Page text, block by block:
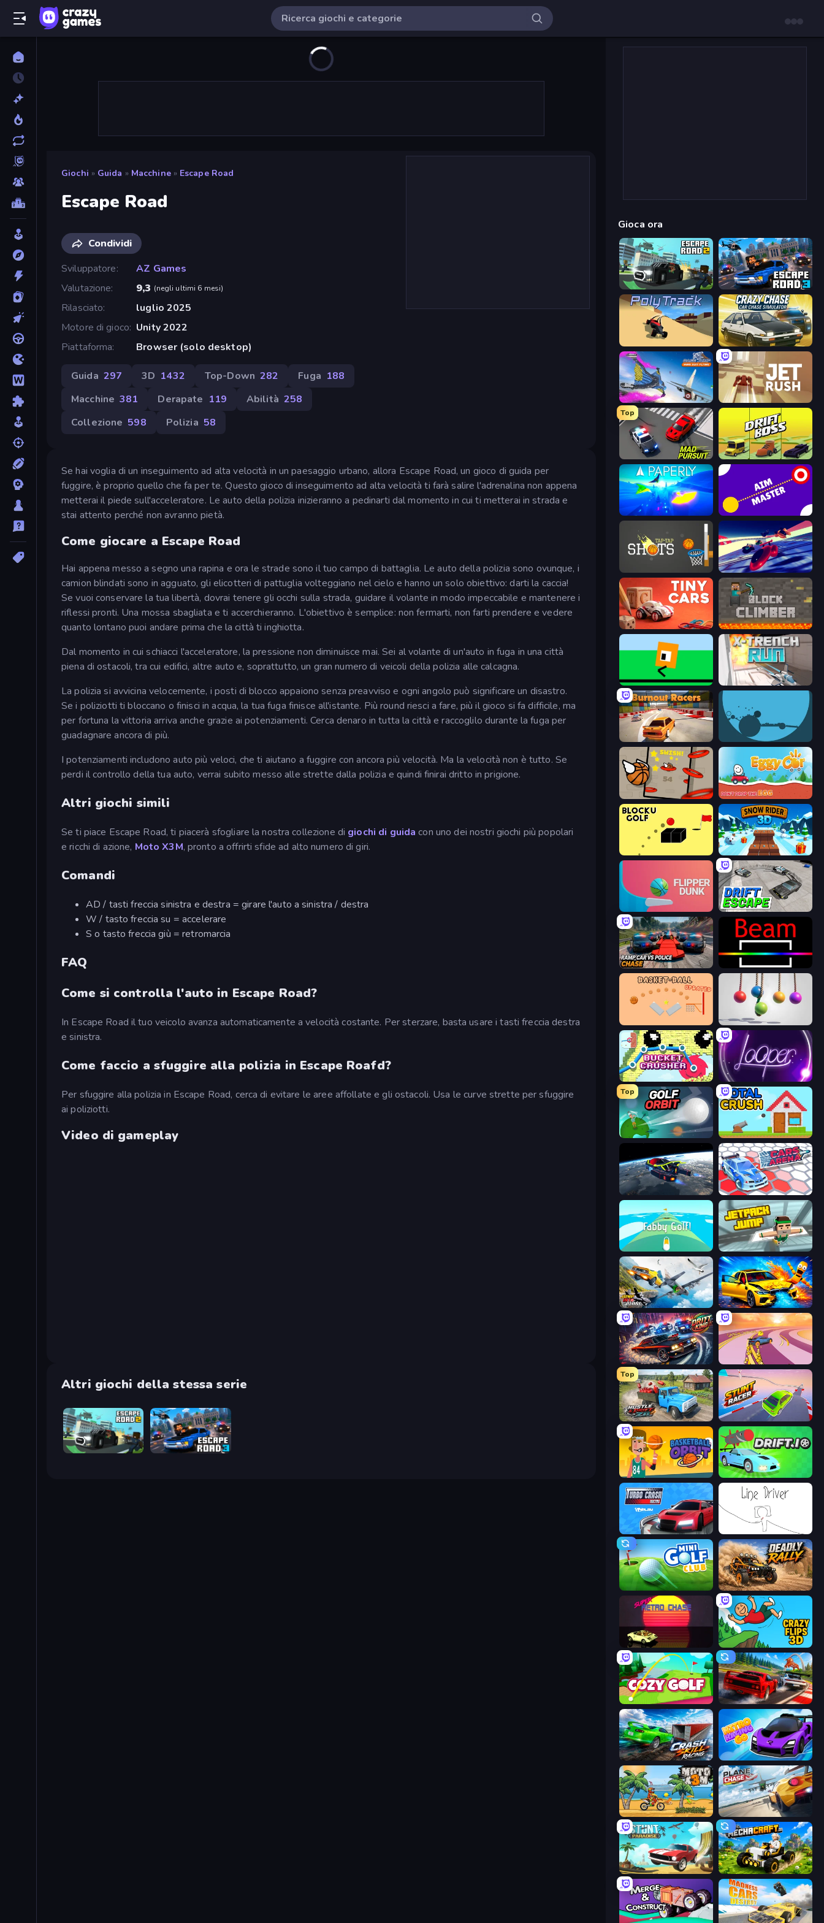
Giochi » Guida » Macchine » Escape Road
Escape Road
Condividi
Sviluppatore
AZ Games
Valutazione
9,3 (negli ultimi 6 mesi)
Rilasciato
luglio 2025
Motore di gioco Unity 2022
Piattaforma
Browser (solo desktop)
Guida 297 3D 1432 Top-Down 282 Fuga 188
Macchine 381 Derapate 119 Abilità 258
Collezione 598 Polizia 58
Se hai voglia di un inseguimento ad alta velocità in un paesaggio urbano, allora Escape Road, un gioco di guida per
fuggire, è proprio quello che fa per te. Questo gioco di inseguimento ad alta velocità ti farà salire l'adrenalina non appena
metterai il piede sull'acceleratore. Le auto della polizia inizieranno a pedinarti dal momento in cui ti metterai in strada e
stai attento perché non avranno pietà.
Come giocare a Escape Road
Hai appena messo a segno una rapina e ora le strade sono il tuo campo di battaglia. Le auto della polizia sono ovunque, i
camion blindati sono in agguato, gli elicotteri di pattuglia volteggiano nel cielo e hanno un solo obiettivo: darti la caccia!
Se vuoi conservare la tua libertà, dovrai tenere gli occhi sulla strada, guidare il volante in modo impeccabile e mantenere i
riflessi pronti. Una mossa sbagliata e ti accerchieranno. L'obiettivo è semplice: non fermarti, non farti prendere e vedere
quanto lontano puoi andare prima che la città ti inghiotta.
Dal momento in cui schiacci l'acceleratore, la pressione non diminuisce mai. Sei al volante di un'auto in fuga in una città
piena di ostacoli, tra cui edifici, altre auto e, soprattutto, un gran numero di veicoli della polizia alle calcagna.
La polizia si avvicina velocemente, i posti di blocco appaiono senza preavviso e ogni angolo può significare un disastro.
Se i poliziotti ti bloccano o finisci in acqua, la tua fuga finisce all'istante. Più round riesci a fare, più il gioco si fa difficile, ma
per fortuna la vittoria arriva anche grazie ai potenziamenti. Cerca denaro in tutta la città e raccoglilo durante la fuga per
guadagnare ancora di più.
I potenziamenti includono auto più veloci, che ti aiutano a fuggire con ancora più velocità. Ma la velocità non è tutto. Se
perdi il controllo della tua auto, verrai subito messo alle strette dalla polizia e quindi finirai dritto in prigione.
Altri giochi simili
Se ti piace Escape Road, ti piacerà sfogliare la nostra collezione di giochi di guida con uno dei nostri giochi più popolari
e ricchi di azione, Moto X3M, pronto a offrirti sfide ad alto numero di giri.
Comandi
AD / tasti freccia sinistra e destra = girare l'auto a sinistra / destra
W / tasto freccia su = accelerare
S o tasto freccia giù = retromarcia
FAQ
Come si controlla l'auto in Escape Road?
In Escape Road il tuo veicolo avanza automaticamente a velocità costante. Per sterzare, basta usare i tasti freccia destra
e sinistra.
Come faccio a sfuggire alla polizia in Escape Roafd?
Per sfuggire alla polizia in Escape Road, cerca di evitare le aree affollate e gli ostacoli. Usa le curve strette per sfuggire
ai poliziotti.
Video di gameplay
Altri giochi della stessa serie
Escape Road 2 Escape Road 3
Gioca ora
Escape Road 2 Escape Road 3
Crazy Chase - Car Chase Simulator
Base Jump Wing Suit Flying Jet Rush
Top
Mad Pursuit Drift Boss
Paperly: Paper Plane Adventure Aim Master
Hyperspace Racers 3
Tiny Cars Block Climber
Oh, flip! X Trench Run
Burnout Racers circloO
Flappy Dunk Eggy Car
Bounce Blocku Golf Snow Rider 3D
Flipper Dunk 3D Drift Escape
Ramp Car VS Police: CHASE Beam
Pendulum Master
Bucket Crusher Looper
Top
Golf Orbit Total Crush
Flying Wings HoverCraft Cars Arena
Fabby Golf! Jetpack Jump
Jump Into The Plane BMG: Ragdoll Playground
Drift King Sky Car Drift
Top
Hustle & Drift in ZIL Stunt Racer
Basketball Orbit Drift.io
Turbo Crash
Mini Golf Club Deadly Rally
Super Retro Chase Crazy Flips 3D
Cozy Golf Racing: Online!
Crash Skill Racing Nitro Racing Go
Moto X3M Plane Chase
Stunt Paradise Mechacraft.io